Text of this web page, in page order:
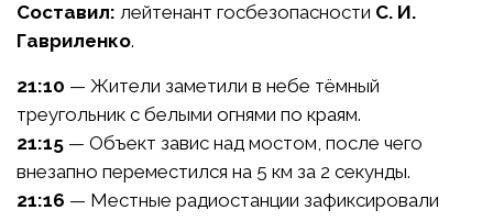
Составил: лейтенант госбезопасности С. И.
Гавриленко.
21:10 — Жители заметили в небе тёмный
треугольник с белыми огнями по краям.
21:15 — Объект завис над мостом, после чего
внезапно переместился на 5 км за 2 секунды.
21:16 — Местные радиостанции зафиксировали